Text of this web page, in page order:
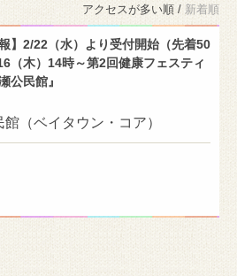
アクセスが多い順 / 新着順
報】2/22（水）より受付開始（先着50
（木）14時～第2回健康フェスティ
公民館』
（ベイタウン・コア）